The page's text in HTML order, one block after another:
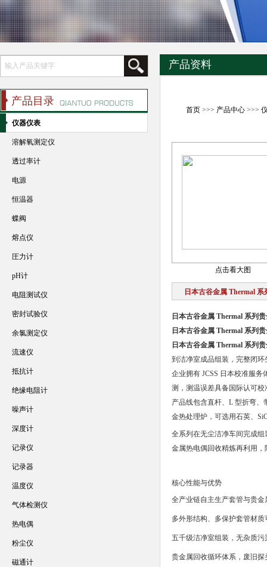
产品资料
首页>>> 产品中心>>>
点击看大图
日本古谷金属 Thermal
日本古谷金属 Thermal 系列
日本古谷金属 Thermal 系列
日本古谷金属 Thermal 系列
到洁净室成品组装，完整闭
企业拥有 JCSS 日本校准服
测，测温误差具备国际认可
产品线包含直杆、L 型折弯
金热处理炉，可选用石英、
全系列在无尘洁净车间完成
金属热电偶回收精炼再利用
核心性能与优势
全产业链自主生产套管与贵
多外形结构、多保护套管材
五千级洁净室组装，无杂质
贵金属回收循环体系，废旧
产品目录
仪器仪表
溶解氧测定仪
透过率计
电源
恒温器
蝶阀
熔点仪
圧力计
pH计
电阻测试仪
密封试验仪
余氯测定仪
流速仪
抵抗计
绝缘电阻计
噪声计
深度计
记录仪
记录器
温度仪
气体检测仪
热电偶
粉尘仪
磁通计